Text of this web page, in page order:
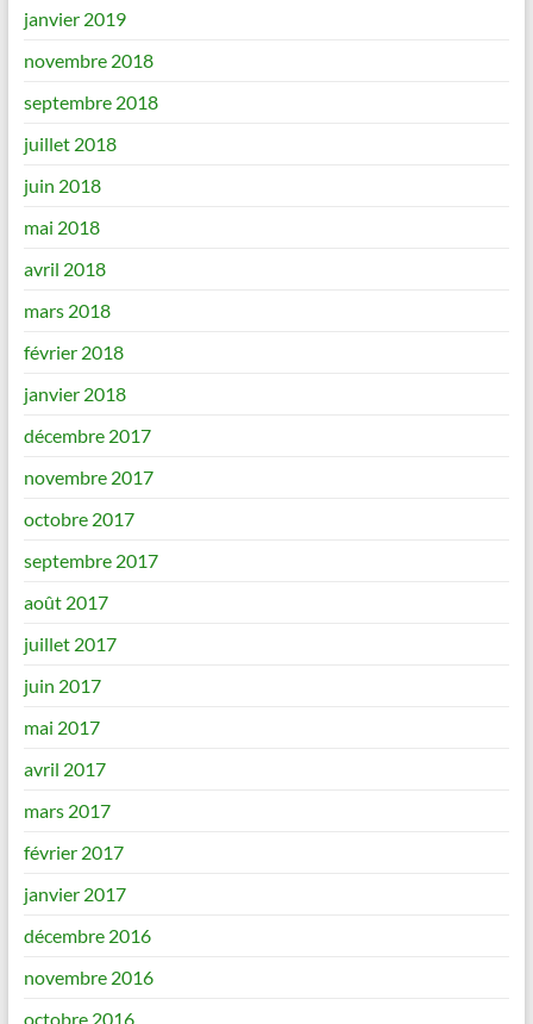
janvier 2019
novembre 2018
septembre 2018
juillet 2018
juin 2018
mai 2018
avril 2018
mars 2018
février 2018
janvier 2018
décembre 2017
novembre 2017
octobre 2017
septembre 2017
août 2017
juillet 2017
juin 2017
mai 2017
avril 2017
mars 2017
février 2017
janvier 2017
décembre 2016
novembre 2016
octobre 2016